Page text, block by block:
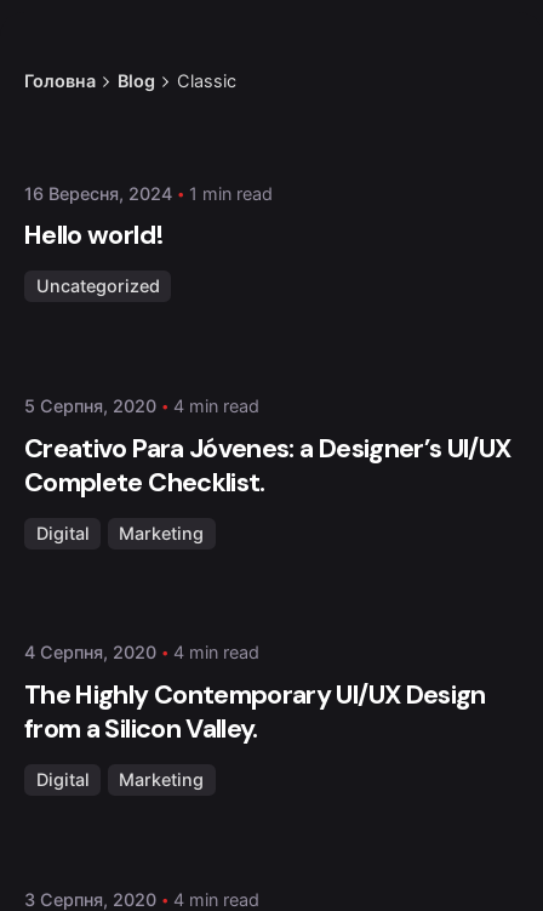
Головна Blog Classic
Posted by
16 Вересня, 2024 1 min read
Hello world!
Uncategorized
5 Серпня, 2020 4 min read
Creativo Para Jóvenes: a Designer’s UI/UX
Complete Checklist.
Digital Marketing
Posted by
4 Серпня, 2020 4 min read
The Highly Contemporary UI/UX Design
from a Silicon Valley.
Digital Marketing
Posted by
3 Серпня, 2020 4 min read